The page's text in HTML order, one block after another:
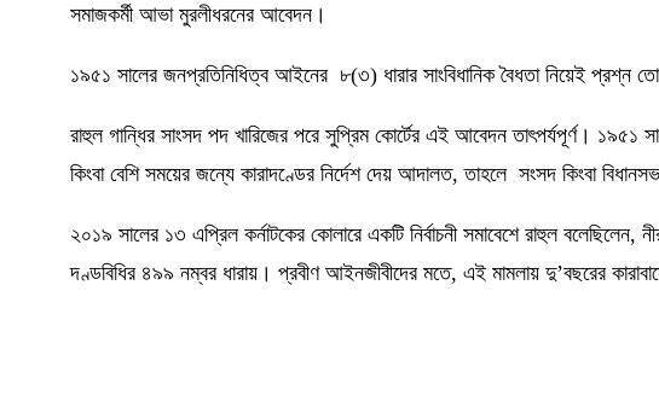
সমাজকর্মী আভা মুরলীধরনের আবেদন।
১৯৫১ সালের জনপ্রতিনিধিত্ব আইনের ৮(৩) ধারার সাংবিধানিক বৈধতা নিয়েই প্রশ্ন
রাহুল গান্ধির সাংসদ পদ খারিজের পরে সুপ্রিম কোর্টের এই আবেদন তাৎপর্যপূর্ণ।
কিংবা বেশি সময়ের জন্যে কারাদণ্ডের নির্দেশ দেয় আদালত, তাহলে সংসদ কিংবা
২০১৯ সালের ১৩ এপ্রিল কর্নাটকের কোলারে একটি নির্বাচনী সমাবেশে রাহুল
দণ্ডবিধির ৪৯৯ নম্বর ধারায়। প্রবীণ আইনজীবীদের মতে, এই মামলায় দু’বছরের